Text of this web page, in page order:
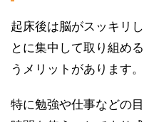
起床後は脳がスッキリ
とに集中して取り組め
うメリットがあります。
特に勉強や仕事などの